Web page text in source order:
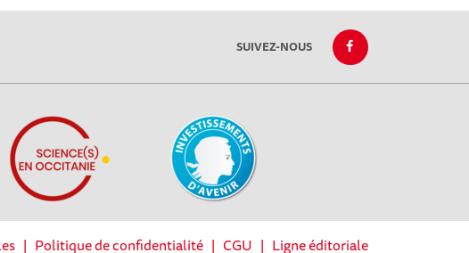
SUIVEZ-NOUS
| Politique de confidentialité| CGU | Ligne éditoriale